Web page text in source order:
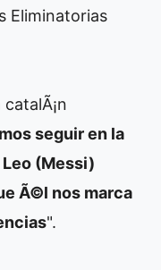
Eliminatorias
seguir en la
Leo (Messi)
Ã©l nos marca
".